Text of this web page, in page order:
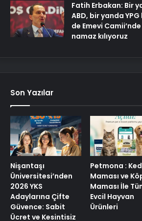
Fatih Erbakan: Bir
ABD, bir yanda YPG
de Emevi Camii’nde
namaz kılıyoruz
Son Yazılar
Nişantaşı
Üniversitesi’nden
2026 YKS
Adaylarına Çifte
Güvence: Sabit
Ücret ve Kesintisiz
Petmona :
Maması ve
Maması İle
Evcil Hayvan
Ürünleri